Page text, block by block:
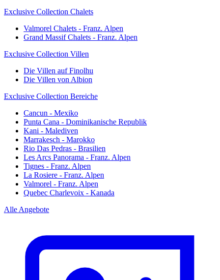
Exclusive Collection Chalets
Valmorel Chalets - Franz. Alpen
Grand Massif Chalets - Franz. Alpen
Exclusive Collection Villen
Die Villen auf Finolhu
Die Villen von Albion
Exclusive Collection Bereiche
Cancun - Mexiko
Punta Cana - Dominikanische Republik
Kani - Malediven
Marrakesch - Marokko
Rio Das Pedras - Brasilien
Les Arcs Panorama - Franz. Alpen
Tignes - Franz. Alpen
La Rosiere - Franz. Alpen
Valmorel - Franz. Alpen
Quebec Charlevoix - Kanada
Alle Angebote